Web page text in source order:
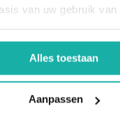
van uw gebruik
Alles toestaan
Aanpassen